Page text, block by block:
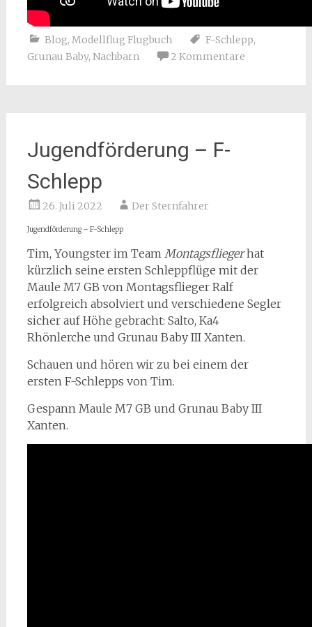
Blog, Modellflug Flugbuch F-Schlepp,
Grunau Baby, Nachbarn 2 Kommentare
Jugendförderung – F-
Schlepp
26. Juli 2022 Der Sternfahrer
Jugendförderung – F-Schlepp
Tim, Youngster im Team Montagsfliegerhat
kürzlich seine ersten Schleppflüge mit der
Maule M7 GB von Montagsflieger Ralf
erfolgreich absolviert und verschiedene Segler
sicher auf Höhe gebracht: Salto, Ka4
Rhönlerche und Grunau Baby III Xanten.
Schauen und hören wir zu bei einem der
ersten F-Schlepps von Tim.
Gespann Maule M7 GB und Grunau Baby III
Xanten.